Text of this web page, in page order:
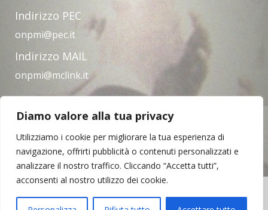
Diamo valore alla tua privacy
Utilizziamo i cookie per migliorare la tua esperienza di
navigazione, offrirti pubblicità o contenuti personalizzati e
analizzare il nostro traffico. Cliccando “Accetta tutti”,
acconsenti al nostro utilizzo dei cookie.
Indirizzo PEC
onpmi@pec.it
Indirizzo MAIL
onpmi@mclink.it
Amministrazione trasparente
Privacy Policy
Note legali
Contatti
Mezzogiorno d'Italia